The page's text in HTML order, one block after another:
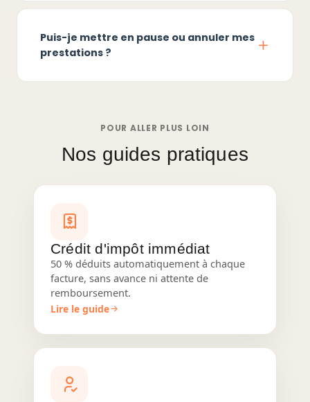
Puis-je mettre en pause ou annuler mes
prestations ?
POUR ALLER PLUS LOIN
Nos guides pratiques
Crédit d'impôt immédiat
50 % déduits automatiquement à chaque
facture, sans avance ni attente de
remboursement.
Lire le guide